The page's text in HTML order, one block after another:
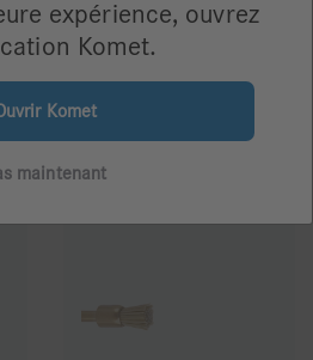
9645
expérience, ouvrez
Komet.
Komet
maintenant